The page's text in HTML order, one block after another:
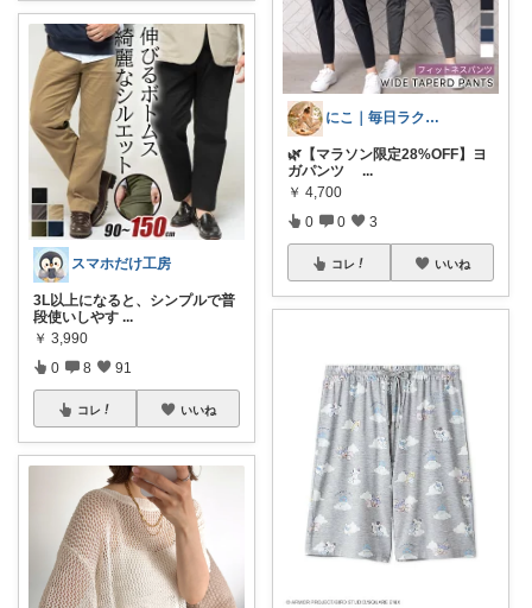
スマホだけ工房
3L以上になると、シンプルで普
段使いしやす ...
￥ 3,990
0 8 91
コレ いいね
にこ｜毎日ラクに🍀
🌿【マラソン限定28%OFF】ヨ
ガパンツ
...
￥ 4,700
0 0 3
コレ いいね